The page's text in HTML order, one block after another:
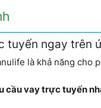
tuyến ngay trên
là khả năng cho
cầu vay trực tuyến